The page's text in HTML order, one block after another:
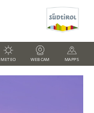
METEO WEBCAM MAPPS